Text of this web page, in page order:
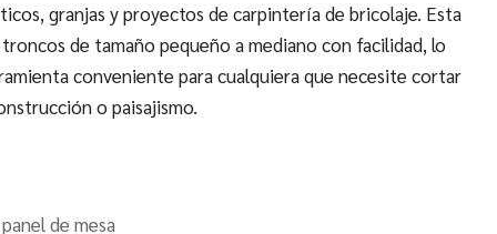
granjas y proyectos de carpintería de bricolaje. Esta
de tamaño pequeño a mediano con facilidad, lo
conveniente para cualquiera que necesite cortar
o paisajismo.
de mesa